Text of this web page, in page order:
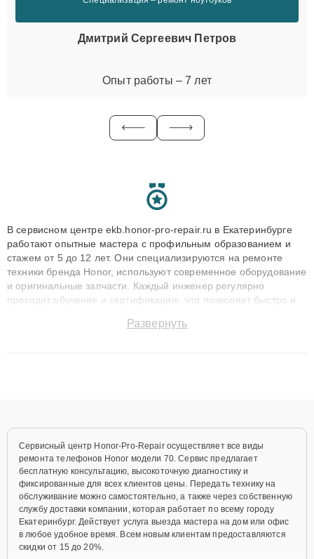
Дмитрий Сергеевич Петров
Опыт работы – 7 лет
В сервисном центре ekb.honor-pro-repair.ru в Екатеринбурге
работают опытные мастера с профильным образованием и
стажем от 5 до 12 лет. Они специализируются на ремонте
техники бренда Honor, используют современное оборудование
и оригинальные запчасти. Каждый инженер регулярно
проходит обучение и сертификацию, что позволяет быстро и
сохранением гарантии до 3 лет. Наши мастера решают
Развернуть
Сервисный центр Honor-Pro-Repair осуществляет все виды
ремонта телефонов Honor модели 70. Сервис предлагает
бесплатную консультацию, высокоточную диагностику и
фиксированные для всех клиентов цены. Передать технику на
обслуживание можно самостоятельно, а также через собственную
службу доставки компании, которая работает по всему городу
Екатеринбург. Действует услуга выезда мастера на дом или офис
в любое удобное время. Всем новым клиентам предоставляются
скидки от 15 до 20%.